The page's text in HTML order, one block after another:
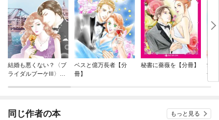
結婚も悪くない？〈ブ
ライダルブーケⅢ〉
ベスと億万長者【分
冊】
秘書に薔薇を【分冊】
愛
冊】
同じ作者の本 もっと見る